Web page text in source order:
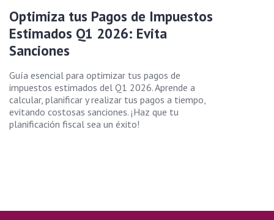
Optimiza tus Pagos de Impuestos
Estimados Q1 2026: Evita
Sanciones
Guía esencial para optimizar tus pagos de
impuestos estimados del Q1 2026. Aprende a
calcular, planificar y realizar tus pagos a tiempo,
evitando costosas sanciones. ¡Haz que tu
planificación fiscal sea un éxito!